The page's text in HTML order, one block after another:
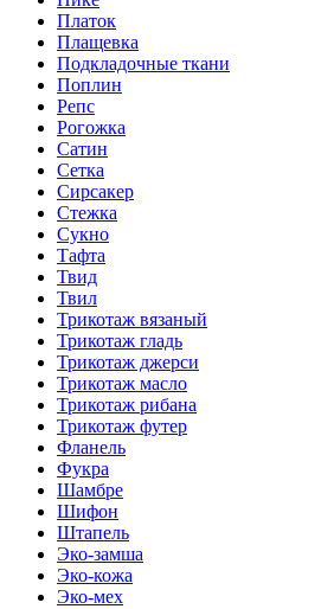
Платок
Плащевка
Подкладочные ткани
Поплин
Репс
Рогожка
Сатин
Сетка
Сирсакер
Стежка
Сукно
Тафта
Твид
Твил
Трикотаж вязаный
Трикотаж гладь
Трикотаж джерси
Трикотаж масло
Трикотаж рибана
Трикотаж футер
Фланель
Фукра
Шамбре
Шифон
Штапель
Эко-замша
Эко-кожа
Эко-мех